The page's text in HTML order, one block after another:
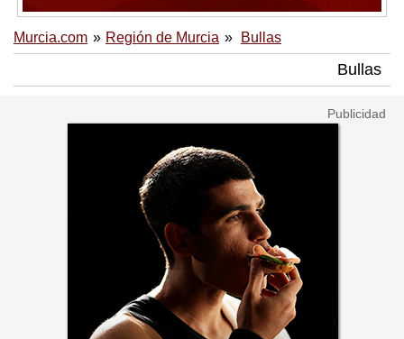
Murcia.com Región de Murcia Bullas
Bullas